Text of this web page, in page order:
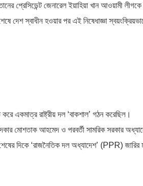
প্রেসিডেন্ট জেনারেল ইয়াহিয়া খান আওয়ামী লীগকে
দেশ স্বাধীন হওয়ার পর এই নিষেধাজ্ঞা
একমাত্র রাষ্ট্রীয় দল ‘বাকশাল’ গঠন করেছিল।
মোশতাক আহমেদ ও পরবর্তী সামরিক সরকার
দিকে ‘রাজনৈতিক দল অধ্যাদেশ’ (PPR) জারির